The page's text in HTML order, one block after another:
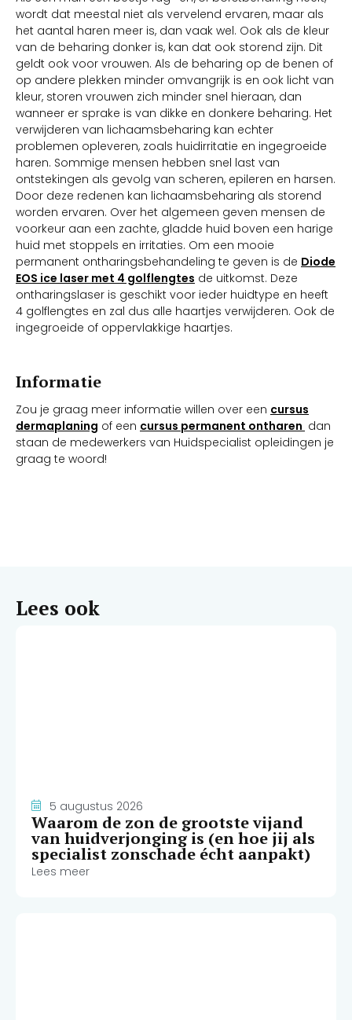
wordt dat meestal niet als vervelend ervaren, maar als
het aantal haren meer is, dan vaak wel. Ook als de kleur
van de beharing donker is, kan dat ook storend zijn. Dit
geldt ook voor vrouwen. Als de beharing op de benen of
op andere plekken minder omvangrijk is en ook licht van
kleur, storen vrouwen zich minder snel hieraan, dan
wanneer er sprake is van dikke en donkere beharing. Het
verwijderen van lichaamsbeharing kan echter
problemen opleveren, zoals huidirritatie en ingegroeide
haren. Sommige mensen hebben snel last van
ontstekingen als gevolg van scheren, epileren en harsen.
Door deze redenen kan lichaamsbeharing als storend
worden ervaren. Over het algemeen geven mensen de
voorkeur aan een zachte, gladde huid boven een harige
huid met stoppels en irritaties. Om een mooie
permanent ontharingsbehandeling te geven is de Diode
EOS ice laser met 4 golflengtes de uitkomst. Deze
ontharingslaser is geschikt voor ieder huidtype en heeft
4 golflengtes en zal dus alle haartjes verwijderen. Ook de
ingegroeide of oppervlakkige haartjes.
Informatie
Zou je graag meer informatie willen over een cursus
dermaplaning of een cursus permanent ontharen dan
staan de medewerkers van Huidspecialist opleidingen je
graag te woord!
Lees ook
5 augustus 2026
Waarom de zon de grootste vijand
van huidverjonging is (en hoe jij als
specialist zonschade écht aanpakt)
Lees meer